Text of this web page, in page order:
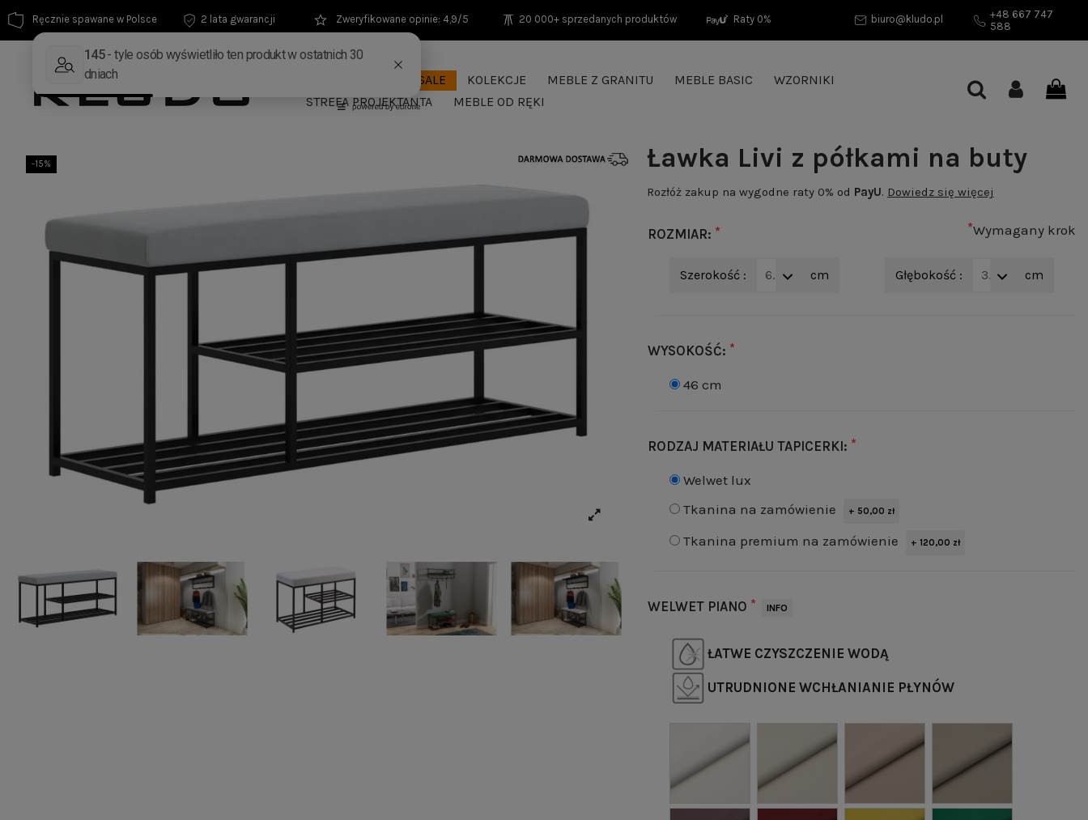
Ręcznie spawane w Polsce 2 lata gwarancji Zweryfikowane opinie: 4,9/5 20 000+ sprzedanych produktów Raty 0% biuro@kludo.pl
+48 667 747
588
SEASON SALE KOLEKCJE MEBLE Z GRANITU MEBLE BASIC
WZORNIKI
STREFA PROJEKTANTA
MEBLE OD RĘKI
-15% Ławka Livi z półkami na buty
Rozłóż zakup na wygodne raty 0% od PayU. Dowiedz się więcej
*Wymagany krok
ROZMIAR: *
Szerokość : 60 cm Głębokość : 30 cm
WYSOKOŚĆ: *
46 cm
RODZAJ MATERIAŁU TAPICERKI: *
Welwet lux
Tkanina na zamówienie
+ 50,00 zł
Tkanina premium na zamówienie + 120,00 zł
WELWET PIANO * INFO
ŁATWE CZYSZCZENIE WODĄ
UTRUDNIONE WCHŁANIANIE PŁYNÓW